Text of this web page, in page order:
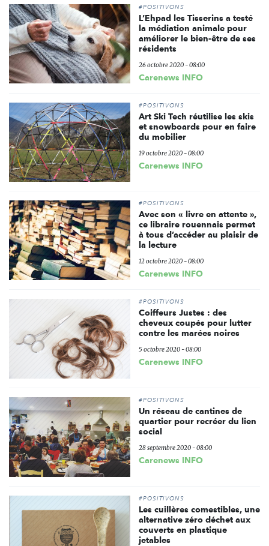
#POSITIVONS
L’Ehpad les Tisserins a testé
la médiation animale pour
améliorer le bien-être de ses
résidents
26 octobre 2020 - 08:00
Carenews INFO
#POSITIVONS
Art Ski Tech réutilise les skis
et snowboards pour en faire
du mobilier
19 octobre 2020 - 08:00
Carenews INFO
#POSITIVONS
Avec son « livre en attente »,
ce libraire rouennais permet
à tous d’accéder au plaisir de
la lecture
12 octobre 2020 - 08:00
Carenews INFO
#POSITIVONS
Coiffeurs Justes : des
cheveux coupés pour lutter
contre les marées noires
5 octobre 2020 - 08:00
Carenews INFO
#POSITIVONS
Un réseau de cantines de
quartier pour recréer du lien
social
28 septembre 2020 - 08:00
Carenews INFO
#POSITIVONS
Les cuillères comestibles, une
alternative zéro déchet aux
couverts en plastique
jetables